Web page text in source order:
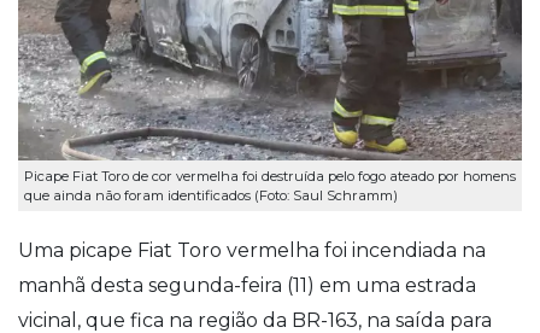
Picape Fiat Toro de cor vermelha foi destruída pelo fogo ateado por homens
que ainda não foram identificados (Foto: Saul Schramm)
Uma picape Fiat Toro vermelha foi incendiada na
manhã desta segunda-feira (11) em uma estrada
vicinal, que fica na região da BR-163, na saída para